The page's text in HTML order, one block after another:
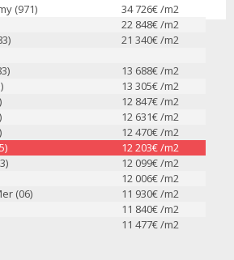
(971) 34 726€ /m2
22 848€ /m2
21 340€ /m2
13 688€ /m2
13 305€ /m2
12 847€ /m2
12 631€ /m2
12 470€ /m2
12 203€ /m2
12 099€ /m2
12 006€ /m2
(06) 11 930€ /m2
11 840€ /m2
11 477€ /m2